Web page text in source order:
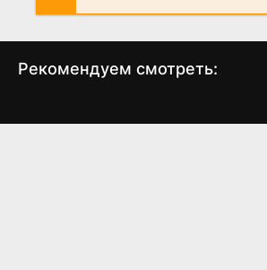
Рекомендуем смотреть: